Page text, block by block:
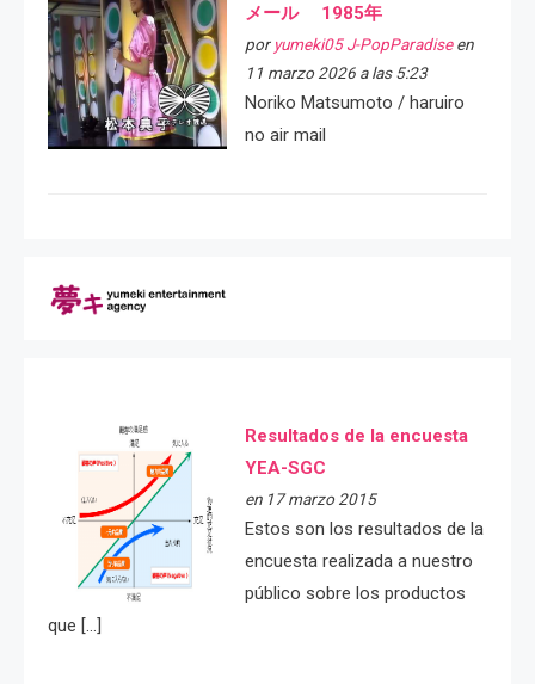
メール 1985年
por yumeki05 J-PopParadiseen
11 marzo 2026 a las 5:23
Noriko Matsumoto / haruiro
no air mail
Resultados de la encuesta
YEA-SGC
en 17 marzo 2015
Estos son los resultados de la
encuesta realizada a nuestro
público sobre los productos
que […]